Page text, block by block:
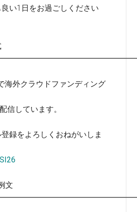
い1日をお過ごしください
海外クラウドファンディング
信しています。
録をよろしくおねがいしま
文